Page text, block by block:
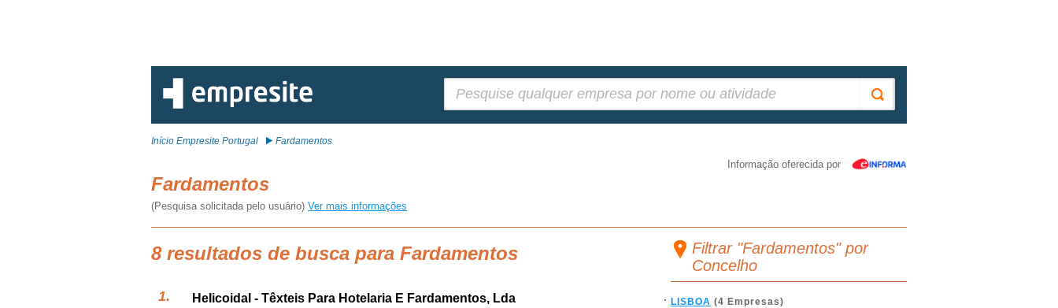
Início Empresite Portugal Fardamentos
Informação oferecida por
Fardamentos
(Pesquisa solicitada pelo usuário) Ver mais informações
8 resultados de busca para Fardamentos
Helicoidal - Têxteis Para Hotelaria E Fardamentos, Lda
Filtrar "Fardamentos" por
Concelho
LISBOA (4 Empresas)